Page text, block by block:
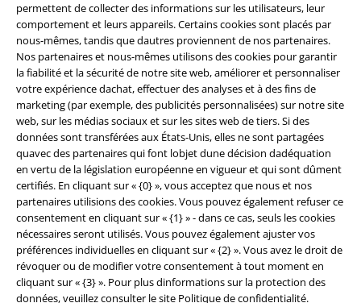
permettent de collecter des informations sur les utilisateurs, leur
comportement et leurs appareils. Certains cookies sont placés par
nous-mêmes, tandis que dautres proviennent de nos partenaires.
Nos partenaires et nous-mêmes utilisons des cookies pour garantir
la fiabilité et la sécurité de notre site web, améliorer et personnaliser
votre expérience dachat, effectuer des analyses et à des fins de
marketing (par exemple, des publicités personnalisées) sur notre site
web, sur les médias sociaux et sur les sites web de tiers. Si des
données sont transférées aux États-Unis, elles ne sont partagées
quavec des partenaires qui font lobjet dune décision dadéquation
en vertu de la législation européenne en vigueur et qui sont dûment
certifiés. En cliquant sur « {0} », vous acceptez que nous et nos
partenaires utilisions des cookies. Vous pouvez également refuser ce
consentement en cliquant sur « {1} » - dans ce cas, seuls les cookies
nécessaires seront utilisés. Vous pouvez également ajuster vos
préférences individuelles en cliquant sur « {2} ». Vous avez le droit de
révoquer ou de modifier votre consentement à tout moment en
cliquant sur « {3} ». Pour plus dinformations sur la protection des
données, veuillez consulter le site Politique de confidentialité.
Légal
Conditions générales
Éditeur
Clauses de confidentialité
Élimination des déchets et protection de l'environnement
Déclaration de Conformité
Informations sur l'accessibilité